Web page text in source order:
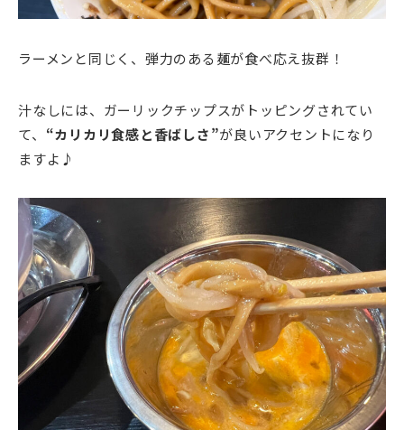
ラーメンと同じく、弾力のある麺が食べ応え抜群！
汁なしには、ガーリックチップスがトッピングされてい
て、 “カリカリ食感と香ばしさ”が良いアクセントになり
ますよ♪